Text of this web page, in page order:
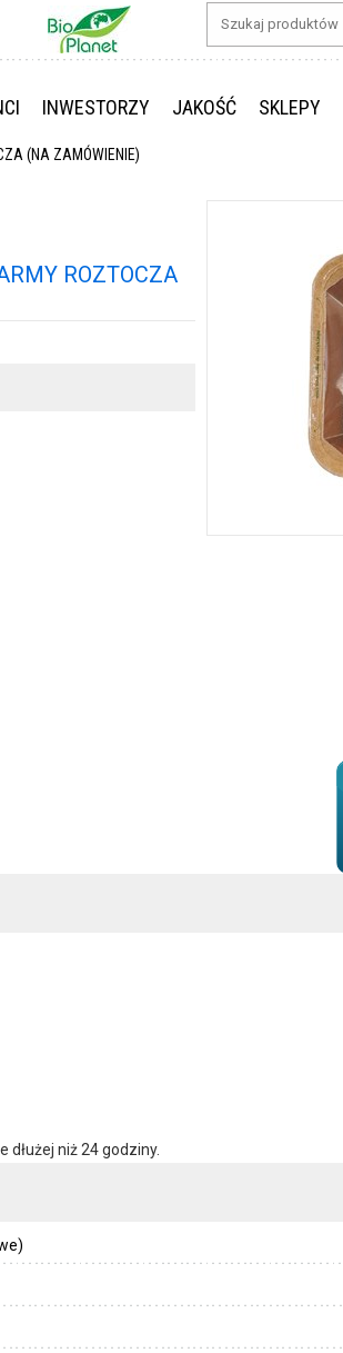
INWESTORZY JAKOŚĆ SKLEPY
(NA ZAMÓWIENIE)
ROZTOCZA
niż 24 godziny.